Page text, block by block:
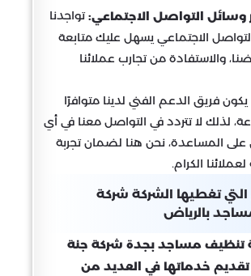
وسائل التواصل الاجتماعي:تواجدنا
الاجتماعي يسهل عليك متابعة
والاستفادة من تجارب عملائنا
فريق الدعم الفني لدينا متوافرًا
لذلك لا تتردد في التواصل معنا في أي
المساعدة، نحن هنا لضمان تجربة
الكرام.
تغطيها الشركة شركة
بالرياض
مساجد بجدة شركة جنة
تقديم خدماتها في العديد من